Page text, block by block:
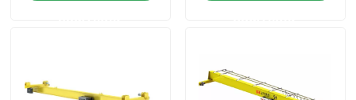
Διπλός γερανός ατσάλινων σκελετών δοκών